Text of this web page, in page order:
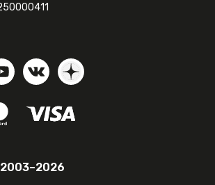
2003–2026